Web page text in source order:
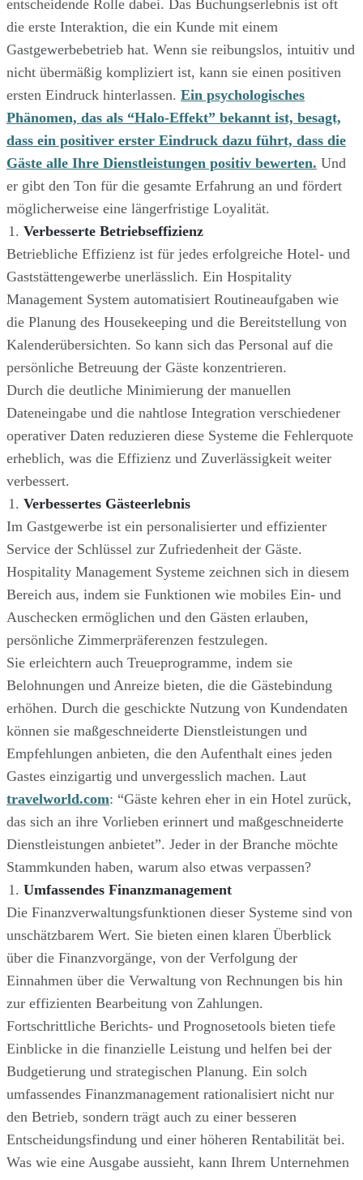
entscheidende Rolle dabei. Das Buchungserlebnis ist oft
die erste Interaktion, die ein Kunde mit einem
Gastgewerbebetrieb hat. Wenn sie reibungslos, intuitiv und
nicht übermäßig kompliziert ist, kann sie einen positiven
ersten Eindruck hinterlassen. Ein psychologisches
Phänomen, das als “Halo-Effekt” bekannt ist, besagt,
dass ein positiver erster Eindruck dazu führt, dass die
Gäste alle Ihre Dienstleistungen positiv bewerten. Und
er gibt den Ton für die gesamte Erfahrung an und fördert
möglicherweise eine längerfristige Loyalität.
Verbesserte Betriebseffizienz
Betriebliche Effizienz ist für jedes erfolgreiche Hotel- und
Gaststättengewerbe unerlässlich. Ein Hospitality
Management System automatisiert Routineaufgaben wie
die Planung des Housekeeping und die Bereitstellung von
Kalenderübersichten. So kann sich das Personal auf die
persönliche Betreuung der Gäste konzentrieren.
Durch die deutliche Minimierung der manuellen
Dateneingabe und die nahtlose Integration verschiedener
operativer Daten reduzieren diese Systeme die Fehlerquote
erheblich, was die Effizienz und Zuverlässigkeit weiter
verbessert.
Verbessertes Gästeerlebnis
Im Gastgewerbe ist ein personalisierter und effizienter
Service der Schlüssel zur Zufriedenheit der Gäste.
Hospitality Management Systeme zeichnen sich in diesem
Bereich aus, indem sie Funktionen wie mobiles Ein- und
Auschecken ermöglichen und den Gästen erlauben,
persönliche Zimmerpräferenzen festzulegen.
Sie erleichtern auch Treueprogramme, indem sie
Belohnungen und Anreize bieten, die die Gästebindung
erhöhen. Durch die geschickte Nutzung von Kundendaten
können sie maßgeschneiderte Dienstleistungen und
Empfehlungen anbieten, die den Aufenthalt eines jeden
Gastes einzigartig und unvergesslich machen. Laut
travelworld.com: “Gäste kehren eher in ein Hotel zurück,
das sich an ihre Vorlieben erinnert und maßgeschneiderte
Dienstleistungen anbietet”. Jeder in der Branche möchte
Stammkunden haben, warum also etwas verpassen?
Umfassendes Finanzmanagement
Die Finanzverwaltungsfunktionen dieser Systeme sind von
unschätzbarem Wert. Sie bieten einen klaren Überblick
über die Finanzvorgänge, von der Verfolgung der
Einnahmen über die Verwaltung von Rechnungen bis hin
zur effizienten Bearbeitung von Zahlungen.
Fortschrittliche Berichts- und Prognosetools bieten tiefe
Einblicke in die finanzielle Leistung und helfen bei der
Budgetierung und strategischen Planung. Ein solch
umfassendes Finanzmanagement rationalisiert nicht nur
den Betrieb, sondern trägt auch zu einer besseren
Entscheidungsfindung und einer höheren Rentabilität bei.
Was wie eine Ausgabe aussieht, kann Ihrem Unternehmen